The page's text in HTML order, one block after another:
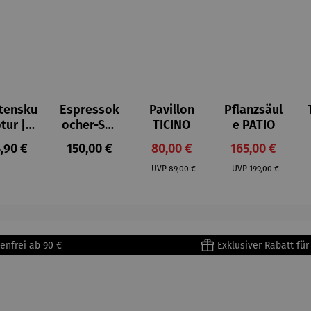
|
Preis:
€
Espressok
ocher-Set
7-tlg. |
Limited
Regulärer Preis:
150,00 €
Pavillon
TICINO
Verkaufspreis:
80,00 €
UVP Regulärer Preis:
89,00 €
Pflanzsäul
e PATIO
Verkaufspreis:
165,00 €
UVP Regulärer Preis:
199,00 €
ab 90 € Exklusiver Rabatt